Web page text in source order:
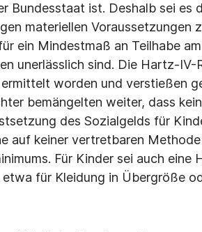
Bundes­staat ist. Deshalb sei es
materiellen Voraussetzungen
ein Mindestmaß an Teilhabe
unerlässlich sind. Die Hartz-
worden und verstießen
bemängelten weiter, dass
des Sozialgelds für
auf keiner vertretbaren
Für Kinder sei auch eine
für Kleidung in Übergröße